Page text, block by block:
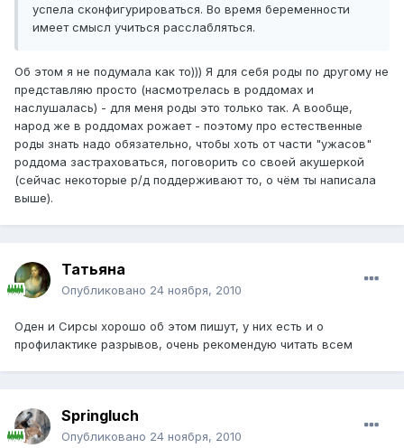
успела сконфигурироваться. Во время беременности
имеет смысл учиться расслабляться.
Об этом я не подумала как то))) Я для себя роды по другому не
представляю просто (насмотрелась в роддомах и
наслушалась) - для меня роды это только так. А вообще,
народ же в роддомах рожает - поэтому про естественные
роды знать надо обязательно, чтобы хоть от части "ужасов"
роддома застраховаться, поговорить со своей акушеркой
(сейчас некоторые р/д поддерживают то, о чём ты написала
выше).
Татьяна
Опубликовано 24 ноября, 2010
Оден и Сирсы хорошо об этом пишут, у них есть и о
профилактике разрывов, очень рекомендую читать всем
Springluch
Опубликовано 24 ноября, 2010